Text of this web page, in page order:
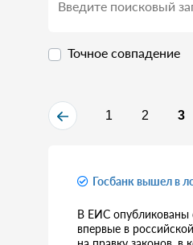
Точное совпадение
1 2 3
Госбанк вышел в
В ЕИС опубликованы
впервые в